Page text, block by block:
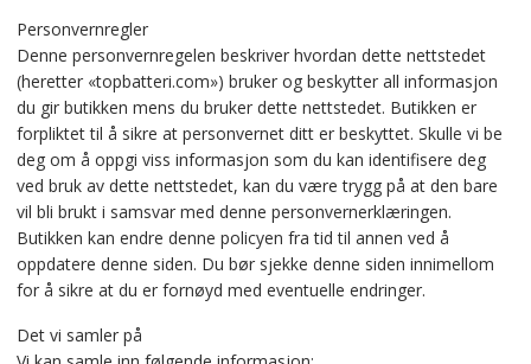
Personvernregler
Denne personvernregelen beskriver hvordan dette nettstedet
(heretter «topbatteri.com») bruker og beskytter all informasjon
du gir butikken mens du bruker dette nettstedet. Butikken er
forpliktet til å sikre at personvernet ditt er beskyttet. Skulle vi be
deg om å oppgi viss informasjon som du kan identifisere deg
ved bruk av dette nettstedet, kan du være trygg på at den bare
vil bli brukt i samsvar med denne personvernerklæringen.
Butikken kan endre denne policyen fra tid til annen ved å
oppdatere denne siden. Du bør sjekke denne siden innimellom
for å sikre at du er fornøyd med eventuelle endringer.
Det vi samler på